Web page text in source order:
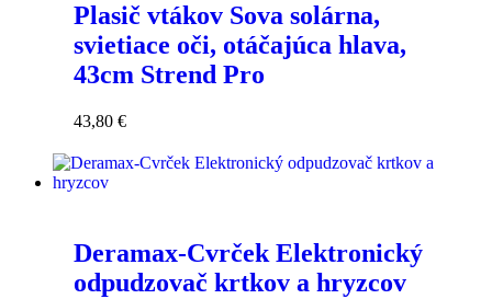
Plasič vtákov Sova solárna,
svietiace oči, otáčajúca hlava,
43cm Strend Pro
43,80€
Deramax-Cvrček Elektronický
odpudzovač krtkov a hryzcov